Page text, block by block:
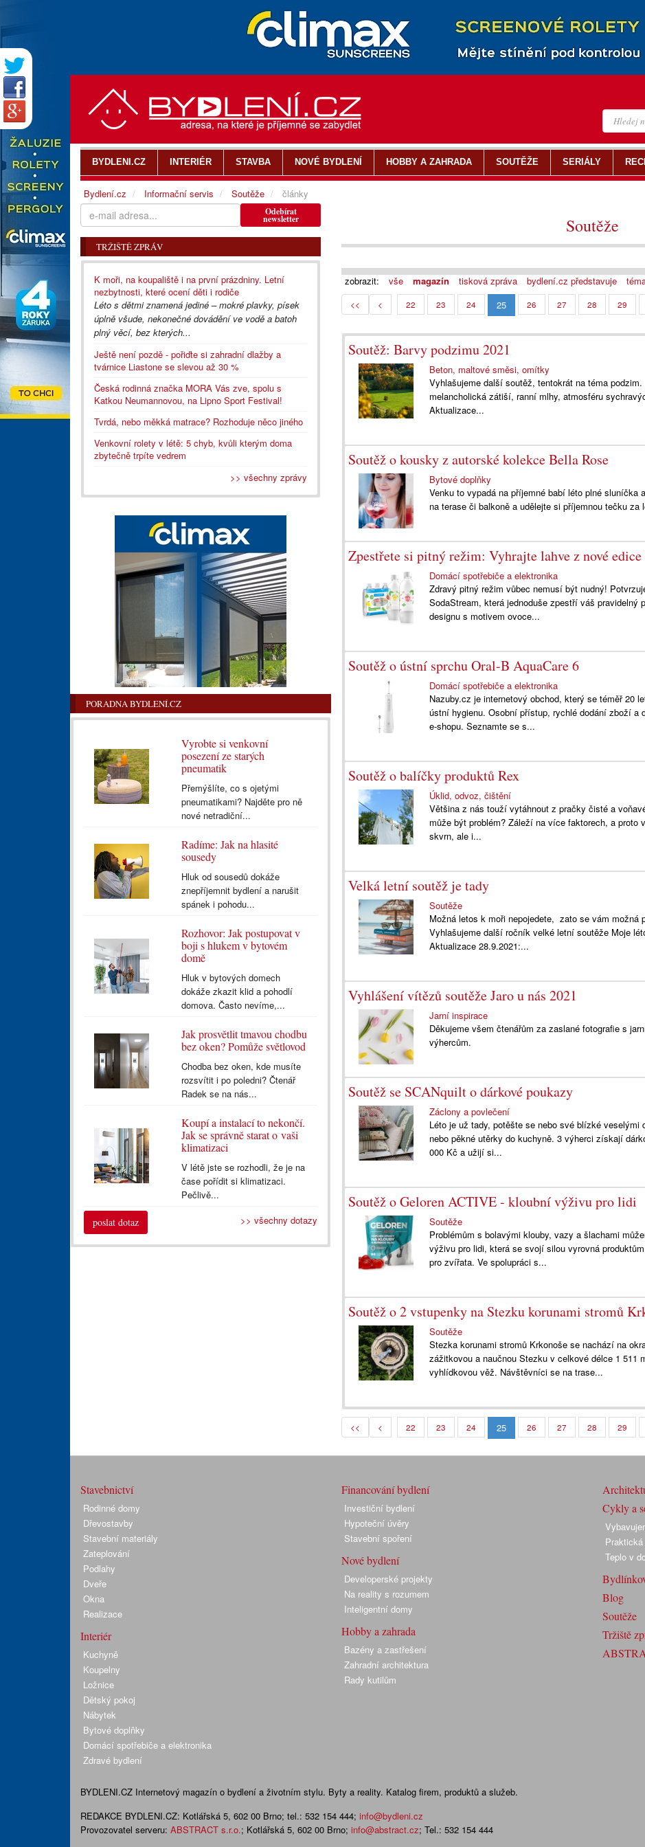
Soutěže
zobrazit: vše magazín tisková zpráva bydlení.cz představuje
<< < 22 23 24 25 26 27 28 29
Soutěž: Barvy podzimu 2021
Beton, maltové směsi, omítky
Vyhlašujeme další soutěž, tentokrát na téma
melancholická zátiší, ranní mlhy, atmosféru
Aktualizace...
Soutěž o kousky z autorské kolekce Bella Rose
Bytové doplňky
Venku to vypadá na příjemné babí léto plné
na terase či balkoně a udělejte si příjemnou tečku za
Zpestřete si pitný režim: Vyhrajte lahve z nové
Domácí spotřebiče a elektronika
Zdravý pitný režim vůbec nemusí být nudný!
SodaStream, která jednoduše zpestří váš
designu s motivem ovoce...
Soutěž o ústní sprchu Oral-B AquaCare 6
Domácí spotřebiče a elektronika
Nazuby.cz je internetový obchod, který se téměř 20
ústní hygienu. Osobní přístup, rychlé dodání zboží
e-shopu. Seznamte se s...
Soutěž o balíčky produktů Rex
Úklid, odvoz, čištění
Většina z nás touží vytáhnout z pračky čisté a
může být problém? Záleží na více faktorech, a proto
skvrn, ale i...
Velká letní soutěž je tady
Soutěže
Možná letos k moři nepojedete, zato se vám možná
Vyhlašujeme další ročník velké letní soutěže Moje
Aktualizace 28.9.2021:...
Vyhlášení vítězů soutěže Jaro u nás 2021
Jarní inspirace
Děkujeme všem čtenářům za zaslané fotografie s
výhercům.
Soutěž se SCANquilt o dárkové poukazy
Záclony a povlečení
Léto je už tady, potěšte se nebo své blízké
nebo pěkné utěrky do kuchyně. 3 výherci získají
000 Kč a užijí si...
Soutěž o Geloren ACTIVE - kloubní výživu pro lidi
Soutěže
Problémům s bolavými klouby, vazy a šlachami
výživu pro lidi, která se svojí silou vyrovná
pro zvířata. Ve spolupráci s...
Soutěž o 2 vstupenky na Stezku korunami stromů
Soutěže
Stezka korunami stromů Krkonoše se nachází na
zážitkovou a naučnou Stezku v celkové délce 1 511
vyhlídkovou věž. Návštěvníci se na trase...
<< < 22 23 24 25 26 27 28 29
Odebírat
newsletter
TRŽIŠTĚ ZPRÁV
K moři, na koupaliště i na první prázdniny. Letní
nezbytnosti, které ocení děti i rodiče
Léto s dětmi znamená jediné – mokré plavky, písek
úplně všude, nekonečné dovádění ve vodě a batoh
plný věcí, bez kterých...
Ještě není pozdě - pořiďte si zahradní dlažby a
tvárnice Liastone se slevou až 30 %
Česká rodinná značka MORA Vás zve, spolu s
Katkou Neumannovou, na Lipno Sport Festival!
Tvrdá, nebo měkká matrace? Rozhoduje něco jiného
Venkovní rolety v létě: 5 chyb, kvůli kterým doma
zbytečně trpíte vedrem
>> všechny zprávy
PORADNA BYDLENÍ.CZ
Vyrobte si venkovní
posezení ze starých
pneumatik
Přemýšlíte, co s ojetými
pneumatikami? Najděte pro ně
nové netradiční...
Radíme: Jak na hlasité
sousedy
Hluk od sousedů dokáže
znepříjemnit bydlení a narušit
spánek i pohodu...
Rozhovor: Jak postupovat v
boji s hlukem v bytovém
domě
Hluk v bytových domech
dokáže zkazit klid a pohodlí
domova. Často nevíme,...
Jak prosvětlit tmavou chodbu
bez oken? Pomůže světlovod
Chodba bez oken, kde musíte
rozsvítit i po poledni? Čtenář
Radek se na nás...
Koupí a instalací to nekončí.
Jak se správně starat o vaši
klimatizaci
V létě jste se rozhodli, že je na
čase pořídit si klimatizaci.
Pečlivě...
poslat dotaz >> všechny dotazy
BYDLENI.CZ INTERIÉR STAVBA NOVÉ BYDLENÍ HOBBY A ZAHRADA SOUTĚŽE SERIÁLY
Bydlení.cz Informační servis Soutěže články
Stavebnictví
Rodinné domy
Dřevostavby
Stavební materiály
Zateplování
Podlahy
Dveře
Okna
Realizace
Interiér
Kuchyně
Koupelny
Ložnice
Dětský pokoj
Nábytek
Bytové doplňky
Domácí spotřebiče a elektronika
Zdravé bydlení
Financování bydlení
Investiční bydlení
Hypoteční úvěry
Stavební spoření
Nové bydlení
Developerské projekty
Na reality s rozumem
Inteligentní domy
Hobby a zahrada
Bazény a zastřešení
Zahradní architektura
Rady kutilům
Cykly a
Teplo v
Blog
Soutěže
Tržiště
BYDLENI.CZ Internetový magazín o bydlení a životním stylu. Byty a reality. Katalog firem, produktů a služeb.
REDAKCE BYDLENI.CZ: Kotlářská 5, 602 00 Brno; tel.: 532 154 444; info@bydleni.cz
Provozovatel serveru: ABSTRACT s.r.o.; Kotlářská 5, 602 00 Brno; info@abstract.cz; Tel.: 532 154 444